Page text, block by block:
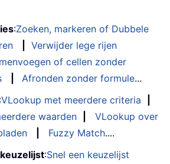
:Zoeken, markeren of Dubbele
Verwijder lege rijen
of cellen zonder
Afronden zonder formule...
:VLookup met meerdere criteria
waarden
VLookup over
Fuzzy Match....
:Snel een keuzelijst